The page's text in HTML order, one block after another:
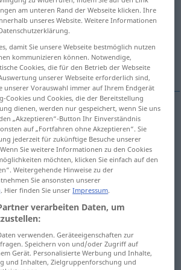
anklicken/antippen)
Weitere Beispiele...
verkehrenzwischen DAT Bahn,
am unteren Rand der Webseite klicken. Ihre
unseres Website. Weitere Informationen
damit Sie unsere Webseite bestmöglich nutzen
kommunizieren können. Notwendige,
Cookies, die für den Betrieb der Webseite
unserer Webseite erforderlich sind,
unserer Vorauswahl immer auf Ihrem Endgerät
Cookies und Cookies, die der Bereitstellung
dienen, werden nur gespeichert, wenn Sie uns
„Akzeptieren“-Button Ihr Einverständnis
auf „Fortfahren ohne Akzeptieren“. Sie
jederzeit für zukünftige Besuche unserer
Sie weitere Informationen zu den Cookies
möchten, klicken Sie einfach auf den
Weitergehende Hinweise zu der
Sie ansonsten unserer
. Hier finden Sie unserImpressum.
verarbeiten Daten, um
verwenden. Geräteeigenschaften zur
Speichern von und/oder Zugriff auf
Gerät. Personalisierte Werbung und Inhalte,
und Inhalten, Zielgruppenforschung und